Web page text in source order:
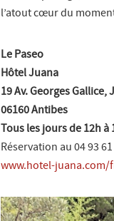
l’atout cœur du
Le Paseo
Hôtel Juana
19 Av. Georges Gallice,
06160 Antibes
Tous les jours de 12h
Réservation au 04 93
www.hotel-juana.com/